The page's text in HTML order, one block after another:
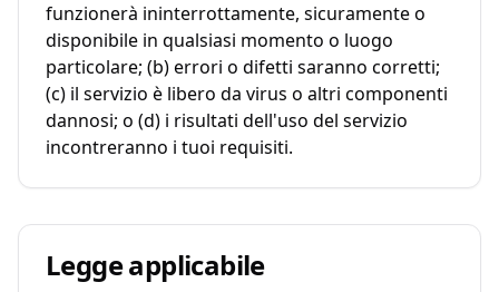
funzionerà ininterrottamente, sicuramente o
disponibile in qualsiasi momento o luogo
particolare; (b) errori o difetti saranno corretti;
(c) il servizio è libero da virus o altri componenti
dannosi; o (d) i risultati dell'uso del servizio
incontreranno i tuoi requisiti.
Legge applicabile